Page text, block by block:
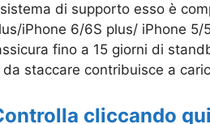
di supporto esso è
iPhone 6/6S plus/ iPhone
fino a 15 giorni di
staccare contribuisce a
cliccando